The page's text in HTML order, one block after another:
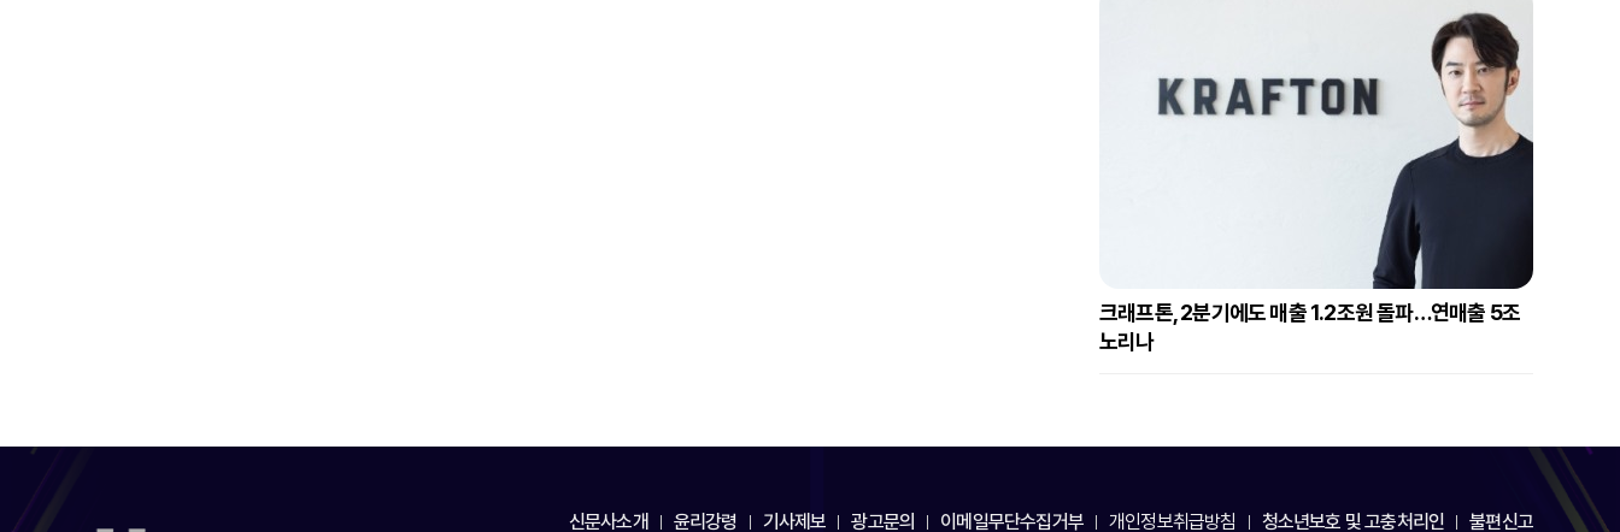
크래프톤, 2분기에도 매출 1.2조원 돌파…연매출 5조
노리나
신문사소개 윤리강령 기사제보 광고문의 이메일무단수집거부 개인정보취급방침 청소년보호 및 고충처리인 불편신고